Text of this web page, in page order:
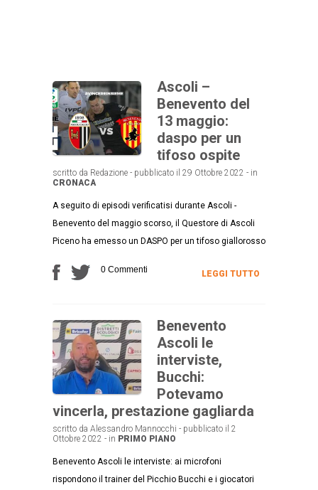
Ascoli –
Benevento del
13 maggio:
daspo per un
tifoso ospite
scritto da Redazione - pubblicato il 29 Ottobre 2022 - in
CRONACA
A seguito di episodi verificatisi durante Ascoli -
Benevento del maggio scorso, il Questore di Ascoli
Piceno ha emesso un DASPO per un tifoso giallorosso
0 Commenti LEGGI TUTTO
Benevento
Ascoli le
interviste,
Bucchi:
Potevamo
vincerla, prestazione gagliarda
scritto da Alessandro Mannocchi - pubblicato il 2
Ottobre 2022 - in PRIMO PIANO
Benevento Ascoli le interviste: ai microfoni
rispondono il trainer del Picchio Bucchi e i giocatori